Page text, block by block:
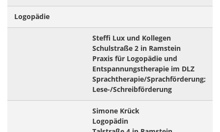
Logopädie
Steffi Lux und Kollegen
Schulstraße 2 in Ramstein
Praxis für Logopädie und
Entspannungstherapie im DLZ
Sprachtherapie/Sprachförderung;
Lese-/Schreibförderung
Simone Krück
Logopädin